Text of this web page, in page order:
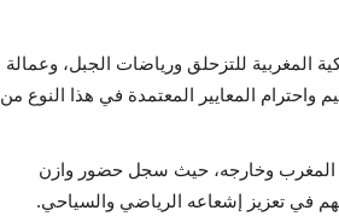
المغربية للتزحلق ورياضات الجبل، وعمالة
المعايير المعتمدة في هذا النوع من
مشاركة ومشارك، من داخل المغرب وخارجه، حيث سجل حضور وازن
في تعزيز إشعاعه الرياضي والسياحي.